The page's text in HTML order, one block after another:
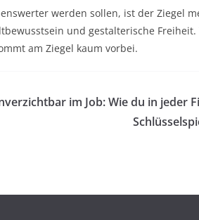
werden sollen, ist der Ziegel
und gestalterische Freiheit.
am Ziegel kaum vorbei.
im Job: Wie du in jeder